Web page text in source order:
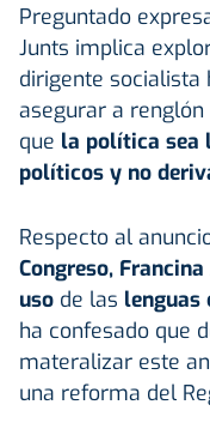
Preguntado
Junts implica
dirigente socialista
asegurar a renglón
que la política sea
políticos y no
Respecto al
Congreso,
uso de las lenguas
ha confesado que
materalizar este
una reforma del